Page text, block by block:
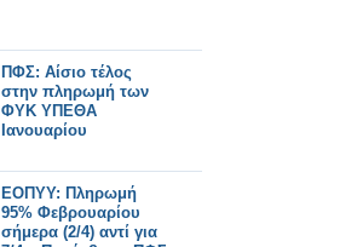
ΠΦΣ: Αίσιο τέλος
στην πληρωμή των
ΦΥΚ ΥΠΕΘΑ
Ιανουαρίου
ΕΟΠΥΥ: Πληρωμή
95% Φεβρουαρίου
σήμερα (2/4) αντί για